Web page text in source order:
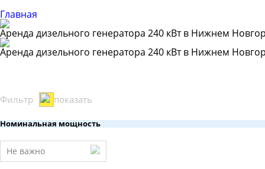
Главная
Аренда дизельного генератора 240 кВт в Нижнем
Аренда дизельного генератора 240 кВт в Нижнем
Фильтр показать
Номинальная мощность
Не важно